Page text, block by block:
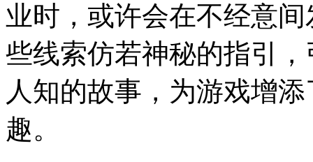
业时，或许会在不经意
些线索仿若神秘的指引
人知的故事，为游戏增
趣。